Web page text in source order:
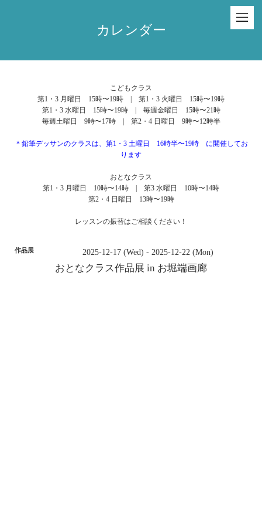
カレンダー
こどもクラス
第1・3 月曜日 15時〜19時 | 第1・3 火曜日 15時〜19時
第1・3 水曜日 15時〜19時 | 毎週金曜日 15時〜21時
毎週土曜日 9時〜17時 | 第2・4 日曜日 9時〜12時半
＊鉛筆デッサンのクラスは、第1・3 土曜日 16時半〜19時 に開催してお
ります
おとなクラス
第1・3 月曜日 10時〜14時 | 第3 水曜日 10時〜14時
第2・4 日曜日 13時〜19時
レッスンの振替はご相談ください！
作品展 2025-12-17 (Wed) - 2025-12-22 (Mon)
おとなクラス作品展 in お堀端画廊